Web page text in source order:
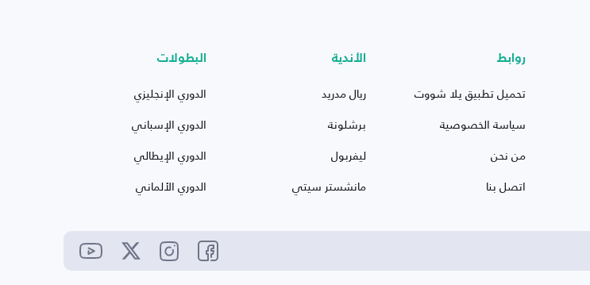
روابط
تحميل تطبيق يلا شووت
سياسة الخصوصية
من نحن
اتصل بنا
الأندية
ريال مدريد
برشلونة
ليفربول
مانشستر سيتي
البطولات
الدوري الإنجليزي
الدوري الإسباني
الدوري الإيطالي
الدوري الألماني